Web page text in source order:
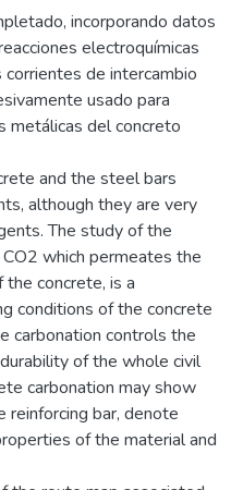
incorporando datos
electroquímicas
de intercambio
usado para
metálicas del concreto
and the steel bars
although they are very
The study of the
which permeates the
concrete, is a
conditions of the concrete
carbonation controls the
of the whole civil
carbonation may show
reinforcing bar, denote
of the material and